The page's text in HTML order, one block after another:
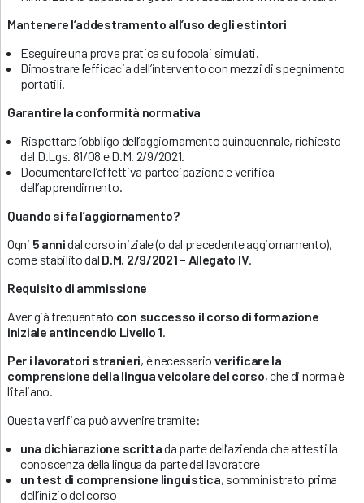
Mantenere l’addestramento all’uso degli estintori
Eseguire una prova pratica su focolai simulati.
Dimostrare l’efficacia dell’intervento con mezzi di spegnimento
portatili.
Garantire la conformità normativa
Rispettare l’obbligo dell’aggiornamento quinquennale, richiesto
dal D.Lgs. 81/08 e D.M. 2/9/2021.
Documentare l’effettiva partecipazione e verifica
dell’apprendimento.
Quando si fa l’aggiornamento?
Ogni 5 annidal corso iniziale (o dal precedente aggiornamento),
come stabilito dal D.M. 2/9/2021 – Allegato IV.
Requisito di ammissione
Aver già frequentato con successo il corso di formazione
iniziale antincendio Livello 1
Per i lavoratori stranieri, è necessario verificare la
comprensione della lingua veicolare del corso, che di norma è
l’italiano.
Questa verifica può avvenire tramite:
una dichiarazione scrittada parte dell’azienda che attesti la
conoscenza della lingua da parte del lavoratore
un test di comprensione linguistica, somministrato prima
dell’inizio del corso